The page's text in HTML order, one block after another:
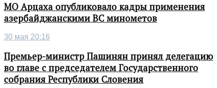
МО Арцаха опубликовало кадры применения
азербайджанскими ВС минометов
30 мая 20:16
Премьер-министр Пашинян принял делегацию
во главе с председателем Государственного
собрания Республики Словения